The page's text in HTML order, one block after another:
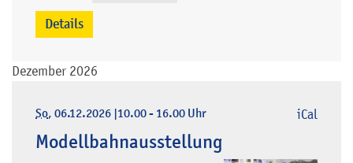
Details
Dezember 2026
So, 06.12.2026 |10.00 - 16.00 Uhr
Modellbahnausstellung
iCal